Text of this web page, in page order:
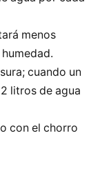
menos
cuando un
litros de agua
con el chorro